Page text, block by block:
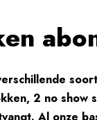
2 no
Al onze